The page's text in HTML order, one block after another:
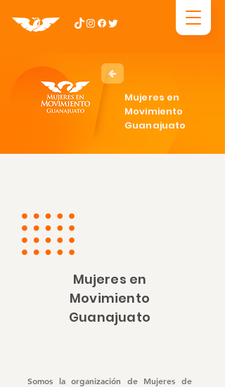
Mujeres en
Movimiento
Guanajuato
Mujeres en
Movimiento
Guanajuato
Somos la organización de Mujeres de